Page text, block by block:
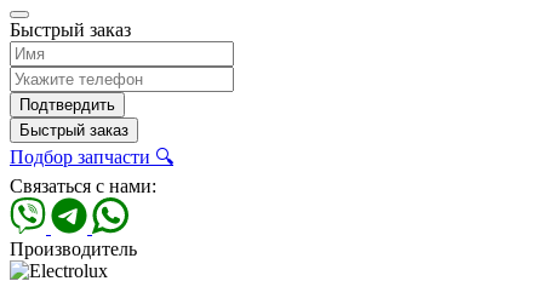
Быстрый заказ
Подтвердить
Быстрый заказ
Подбор запчасти 🔍
Связаться с нами:
Производитель